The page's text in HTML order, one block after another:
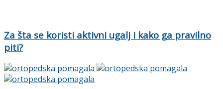
Za šta se koristi aktivni ugalj i kako ga pravilno
piti?